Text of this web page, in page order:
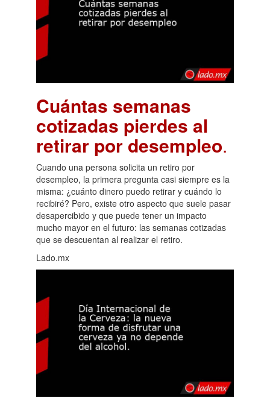
Cuántas semanas
cotizadas pierdes al
retirar por desempleo.
Cuando una persona solicita un retiro por
desempleo, la primera pregunta casi siempre es la
misma: ¿cuánto dinero puedo retirar y cuándo lo
recibiré? Pero, existe otro aspecto que suele pasar
desapercibido y que puede tener un impacto
mucho mayor en el futuro: las semanas cotizadas
que se descuentan al realizar el retiro.
Lado.mx